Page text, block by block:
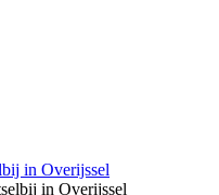
in Overijssel